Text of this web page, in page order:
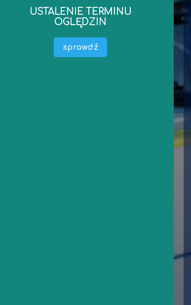
USTALENIE TERMINU
OGLĘDZIN
sprawdź
wykonanie oględzin.
Ustalamy wspólnie termin oględzin (od terminu
oględzin oraz przekazania niezbędnej
dokumentacji liczony jest termin wykonania
wyceny).